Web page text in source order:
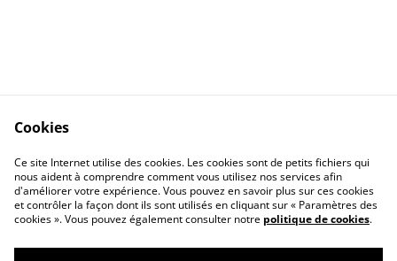
Politique de
confidentialité
Politique de cookies
Calendrier:
Brocantes,Bourse...
Cookies
Ce site Internet utilise des cookies. Les cookies sont de petits fichiers qui
nous aident à comprendre comment vous utilisez nos services afin
d'améliorer votre expérience. Vous pouvez en savoir plus sur ces cookies
et contrôler la façon dont ils sont utilisés en cliquant sur « Paramètres des
cookies ». Vous pouvez également consulter notre politique de cookies.